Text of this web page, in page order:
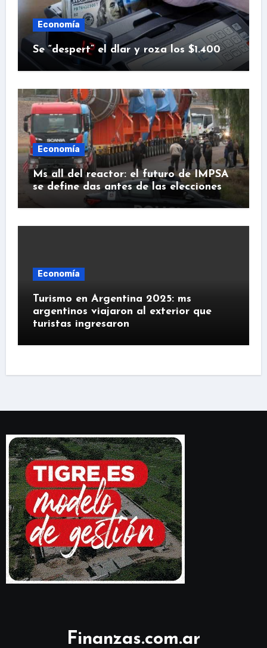
Economía
Se “despert” el dlar y roza los $1.400
Economía
Ms all del reactor: el futuro de IMPSA
se define das antes de las elecciones
Economía
Turismo en Argentina 2025: ms
argentinos viajaron al exterior que
turistas ingresaron
Finanzas.com.ar